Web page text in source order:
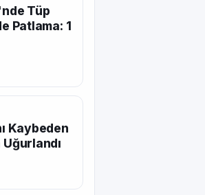
Tüp
Patlama: 1
Kaybeden